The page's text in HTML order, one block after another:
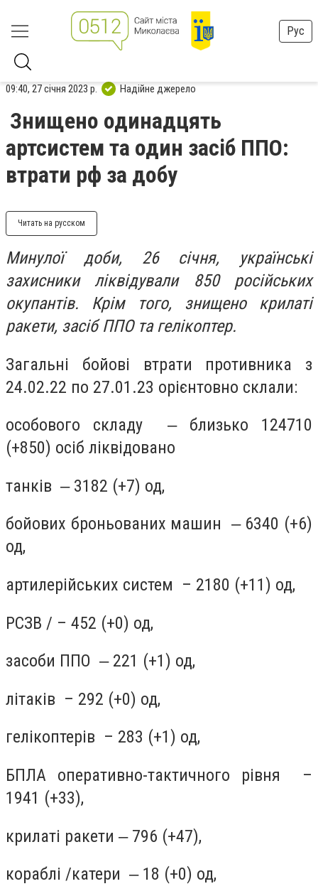
Рус
09:40, 27 січня 2023 р. Надійне джерело
Знищено одинадцять
артсистем та один засіб ППО:
втрати рф за добу
Читать на русском
Минулої доби, 26 січня, українські
захисники ліквідували 850 російських
окупантів. Крім того, знищено крилаті
ракети, засіб ППО та гелікоптер.
Загальні бойові втрати противника з
24.02.22 по 27.01.23 орієнтовно склали:
особового складу ‒ близько 124710
(+850) осіб ліквідовано
танків ‒ 3182 (+7) од,
бойових броньованих машин ‒ 6340 (+6)
од,
артилерійських систем – 2180 (+11) од,
РСЗВ / – 452 (+0) од,
засоби ППО ‒ 221 (+1) од,
літаків – 292 (+0) од,
гелікоптерів – 283 (+1) од,
БПЛА оперативно-тактичного рівня –
1941 (+33),
крилаті ракети ‒ 796 (+47),
кораблі /катери ‒ 18 (+0) од,